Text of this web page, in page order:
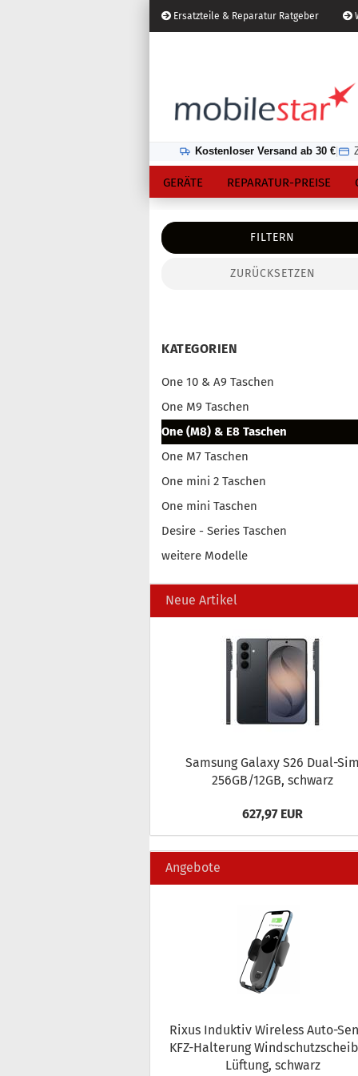
Ersatzteile & Reparatur Ratgeber
Kostenloser Versand ab 30 €
GERÄTE REPARATUR-PREISE
FILTERN
ZURÜCKSETZEN
KATEGORIEN
One 10 & A9 Taschen
One M9 Taschen
One (M8) & E8 Taschen
One M7 Taschen
One mini 2 Taschen
One mini Taschen
Desire - Series Taschen
weitere Modelle
Neue Artikel
Sam­sung Ga­la­xy S26 Dual-​Sim
256GB/12GB, schwarz
627,97 EUR
Angebote
Rixus In­duk­tiv Wire­less Auto-​
KFZ-​Halterung
Lüf­tung, schwarz